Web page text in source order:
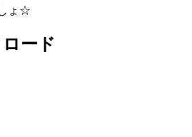
ょ☆
ード